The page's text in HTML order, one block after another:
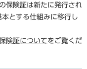
保険証は新たに発行され
とする仕組みに移行し
険証についてをご覧くだ